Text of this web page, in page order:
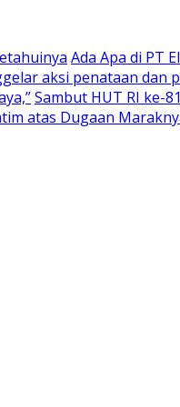
Ada Apa di PT
aksi penataan
Sambut HUT RI ke-
atas Dugaan